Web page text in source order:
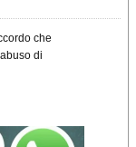
che
di